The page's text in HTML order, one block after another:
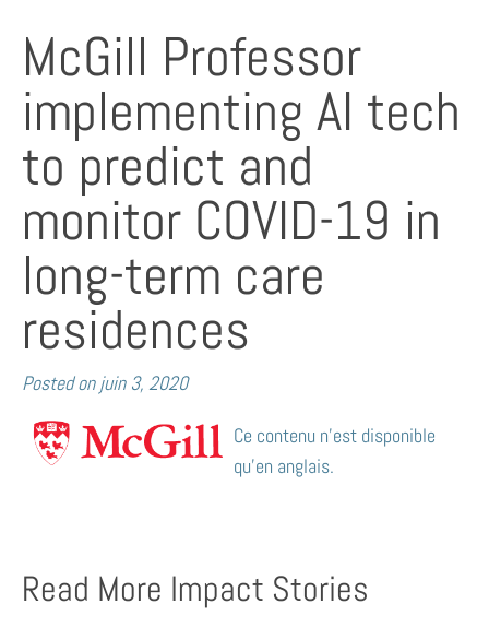
McGill Professor
implementing AI tech
to predict and
monitor COVID-19 in
long-term care
residences
Posted on juin 3, 2020
Ce contenu n’est disponible
qu’en anglais.
Read More Impact Stories